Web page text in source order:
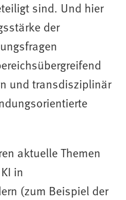
sind. Und hier
der
und transdisziplinär
aktuelle Themen
in
(zum Beispiel der